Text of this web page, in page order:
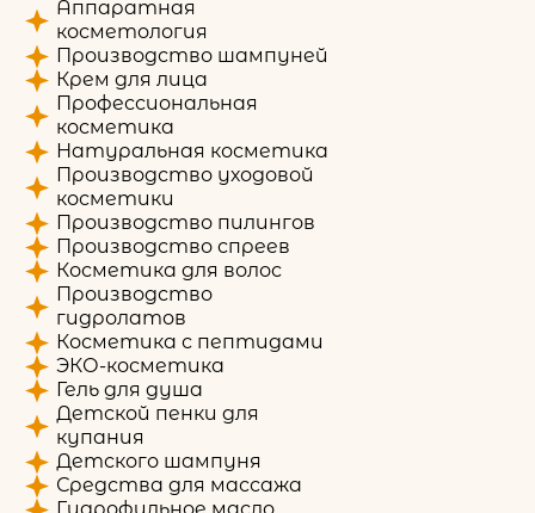
Аппаратная
косметология
Производство шампуней
Крем для лица
Профессиональная
косметика
Натуральная косметика
Производство уходовой
косметики
Производство пилингов
Производство спреев
Косметика для волос
Производство
гидролатов
Косметика с пептидами
ЭКО-косметика
Гель для душа
Детской пенки для
купания
Детского шампуня
Средства для массажа